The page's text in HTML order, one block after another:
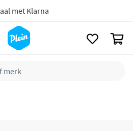
met Klarna